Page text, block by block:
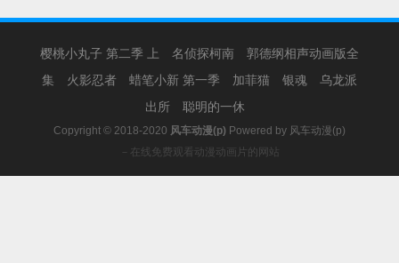
樱桃小丸子 第二季 上 名侦探柯南
郭德纲相声动画版全
集
火影忍者 蜡笔小新 第一季 加菲猫 银魂
乌龙派
出所
聪明的一休
Copyright © 2018-2020 风车动漫(p) Powered by 风车动漫(p)
－在线免费观看动漫动画片的网站